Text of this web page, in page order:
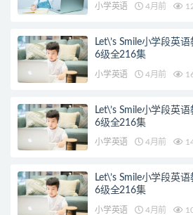
小学英语 4月前
Let\’s Smile小学段英
6级全216集
小学英语 4月前
Let\’s Smile小学段英
6级全216集
小学英语 4月前
Let\’s Smile小学段英
6级全216集
小学英语 4月前